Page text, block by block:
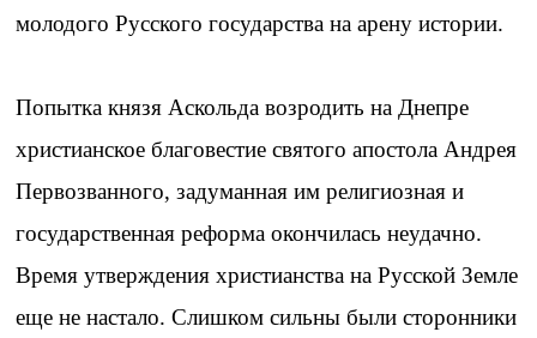
молодого Русского государства на арену истории.
Попытка князя Аскольда возродить на Днепре
христианское благовестие святого апостола Андрея
Первозванного, задуманная им религиозная и
государственная реформа окончилась неудачно.
Время утверждения христианства на Русской Земле
еще не настало. Слишком сильны были сторонники